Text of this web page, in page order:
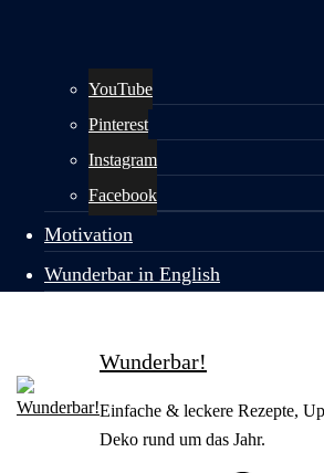
YouTube
Pinterest
Instagram
Facebook
Motivation
Wunderbar in English
Wunderbar!
Einfache & leckere Rezepte,
Deko rund um das Jahr.